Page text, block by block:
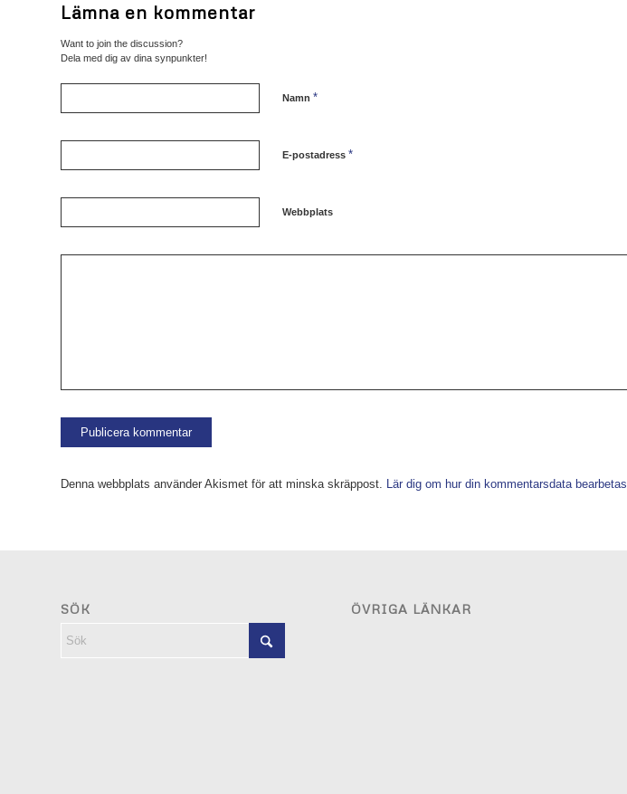
Lämna en kommentar
Want to join the discussion?
Dela med dig av dina synpunkter!
Namn *
E-postadress *
Webbplats
Denna webbplats använder Akismet för att minska skräppost. Lär dig om hur din kommentarsdata bearbetas
SÖK ÖVRIGA LÄNKAR